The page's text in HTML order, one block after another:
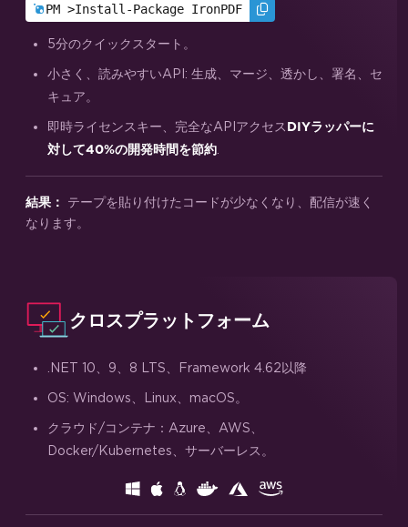
PM >Install-Package IronPDF
5分のクイックスタート。
小さく、読みやすいAPI: 生成、マージ、透かし、署名、セ
キュア。
即時ライセンスキー、完全なAPIアクセス DIYラッパーに
対して40%の開発時間を節約
結果：
テープを貼り付けたコードが少なくなり、配信が速く
なります。
クロスプラットフォーム
.NET 10、9、8 LTS、Framework 4.62以降
OS: Windows、Linux、macOS。
クラウド/コンテナ：Azure、AWS、
Docker/Kubernetes、サーバーレス。